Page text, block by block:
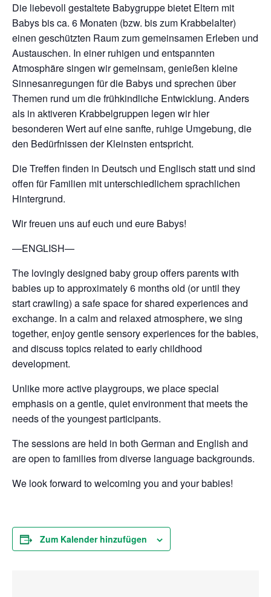
Die liebevoll gestaltete Babygruppe bietet Eltern mit
Babys bis ca. 6 Monaten (bzw. bis zum Krabbelalter)
einen geschützten Raum zum gemeinsamen Erleben und
Austauschen. In einer ruhigen und entspannten
Atmosphäre singen wir gemeinsam, genießen kleine
Sinnesanregungen für die Babys und sprechen über
Themen rund um die frühkindliche Entwicklung. Anders
als in aktiveren Krabbelgruppen legen wir hier
besonderen Wert auf eine sanfte, ruhige Umgebung, die
den Bedürfnissen der Kleinsten entspricht.
Die Treffen finden in Deutsch und Englisch statt und sind
offen für Familien mit unterschiedlichem sprachlichen
Hintergrund.
Wir freuen uns auf euch und eure Babys!
—ENGLISH—
The lovingly designed baby group offers parents with
babies up to approximately 6 months old (or until they
start crawling) a safe space for shared experiences and
exchange. In a calm and relaxed atmosphere, we sing
together, enjoy gentle sensory experiences for the babies,
and discuss topics related to early childhood
development.
Unlike more active playgroups, we place special
emphasis on a gentle, quiet environment that meets the
needs of the youngest participants.
The sessions are held in both German and English and
are open to families from diverse language backgrounds.
We look forward to welcoming you and your babies!
Zum Kalender hinzufügen